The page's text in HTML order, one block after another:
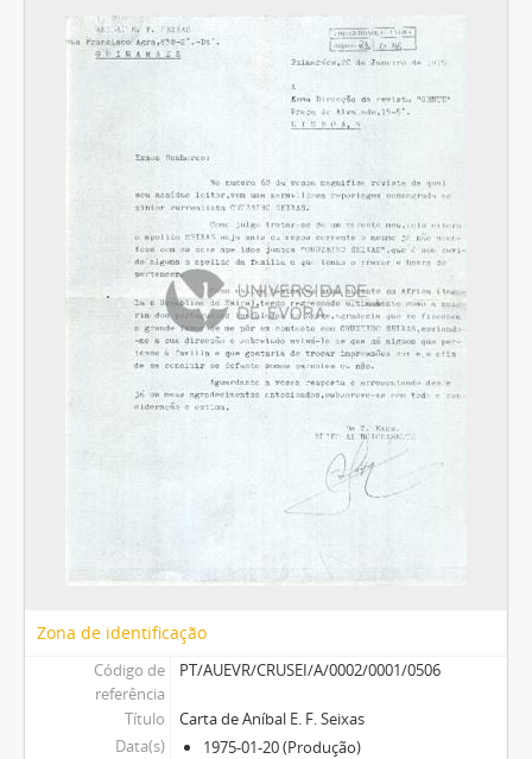
Zona de identificação
Código de
referência
PT/AUEVR/CRUSEI/A/0002/0001/0506
Título
Carta de Aníbal E. F. Seixas
Data(s)
1975-01-20 (Produção)